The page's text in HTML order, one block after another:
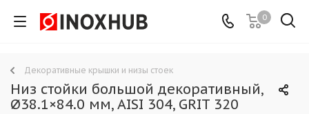
0
Декоративные крышки и низы стоек
Низ стойки большой декоративный,
Ø38.1×84.0 мм, AISI 304, GRIT 320